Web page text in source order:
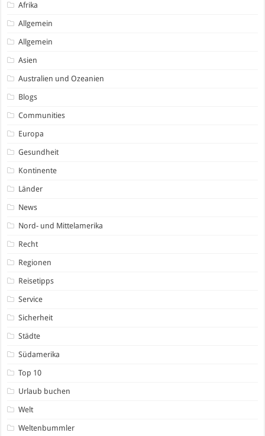
Afrika
Allgemein
Allgemein
Asien
Australien und Ozeanien
Blogs
Communities
Europa
Gesundheit
Kontinente
Länder
News
Nord- und Mittelamerika
Recht
Regionen
Reisetipps
Service
Sicherheit
Städte
Südamerika
Top 10
Urlaub buchen
Welt
Weltenbummler